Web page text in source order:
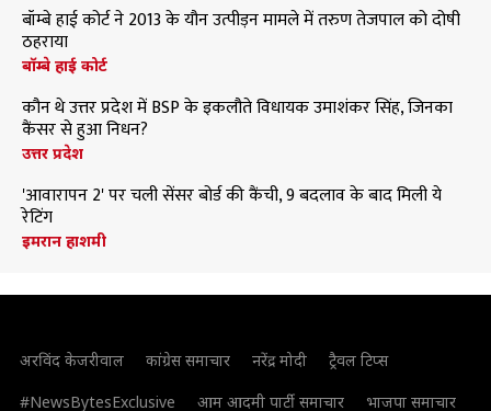
बॉम्बे हाई कोर्ट ने 2013 के यौन उत्पीड़न मामले में तरुण तेजपाल को दोषी
ठहराया
बॉम्बे हाई कोर्ट
कौन थे उत्तर प्रदेश में BSP के इकलौते विधायक उमाशंकर सिंह, जिनका
कैंसर से हुआ निधन?
उत्तर प्रदेश
'आवारापन 2' पर चली सेंसर बोर्ड की कैंची, 9 बदलाव के बाद मिली ये
रेटिंग
इमरान हाशमी
अरविंद केजरीवाल कांग्रेस समाचार नरेंद्र मोदी
ट्रैवल टिप्स
#NewsBytesExclusive
आम आदमी पार्टी समाचार
भाजपा समाचार